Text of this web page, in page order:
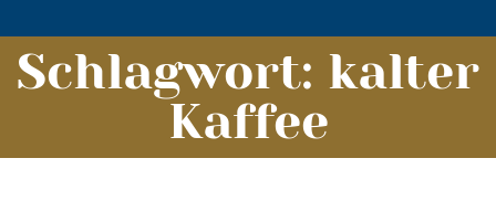
Schlagwort: kalter
Kaffee